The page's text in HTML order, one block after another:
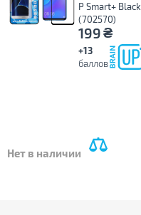
P Smart+ Black
(702570)
199₴
+13
баллов
Нет в наличии